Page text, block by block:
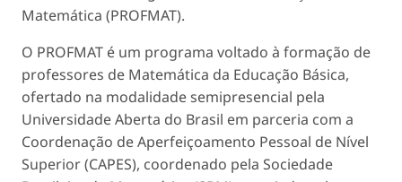
Matemática (PROFMAT).
O PROFMAT é um programa voltado à formação de
professores de Matemática da Educação Básica,
ofertado na modalidade semipresencial pela
Universidade Aberta do Brasil em parceria com a
Coordenação de Aperfeiçoamento Pessoal de Nível
Superior (CAPES), coordenado pela Sociedade